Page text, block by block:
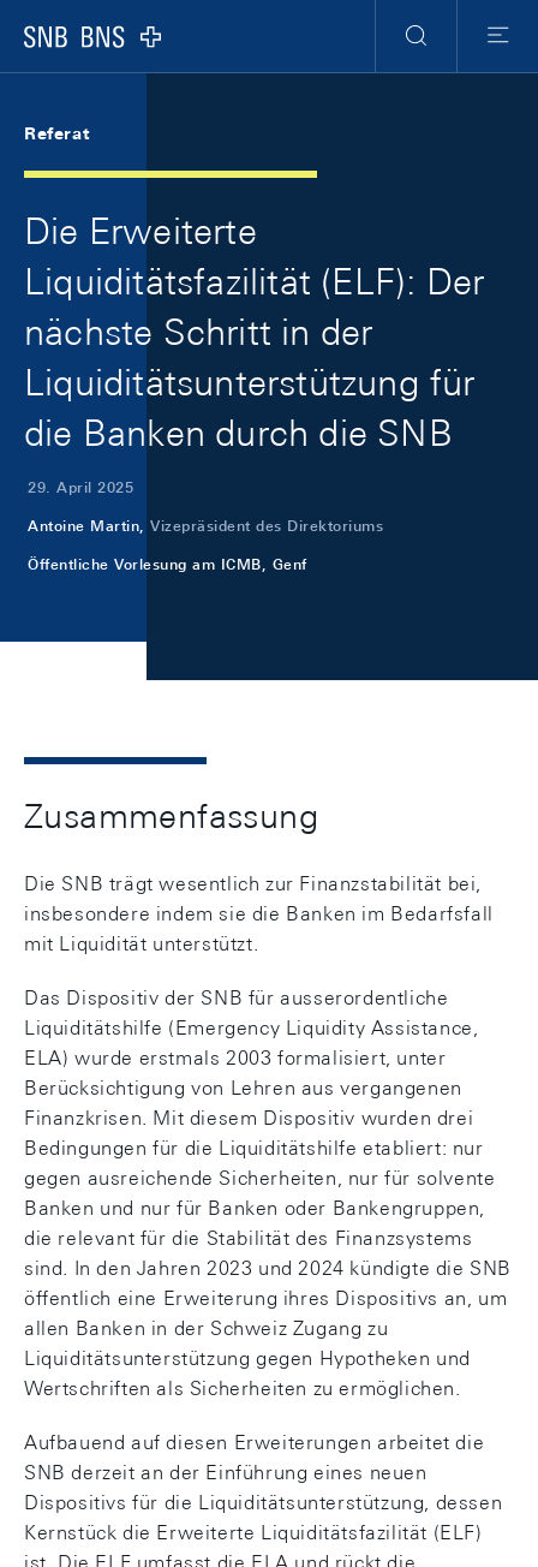
Logo
Suche
Menu
Referat
Die Erweiterte
Liquiditätsfazilität (ELF): Der
nächste Schritt in der
Liquiditätsunterstützung für
die Banken durch die SNB
29. April 2025
Antoine Martin, Vizepräsident des Direktoriums
Öffentliche Vorlesung am ICMB, Genf
Zusammenfassung
Die SNB trägt wesentlich zur Finanzstabilität bei,
insbesondere indem sie die Banken im Bedarfsfall
mit Liquidität unterstützt.
Das Dispositiv der SNB für ausserordentliche
Liquiditätshilfe (Emergency Liquidity Assistance,
ELA) wurde erstmals 2003 formalisiert, unter
Berücksichtigung von Lehren aus vergangenen
Finanzkrisen. Mit diesem Dispositiv wurden drei
Bedingungen für die Liquiditätshilfe etabliert: nur
gegen ausreichende Sicherheiten, nur für solvente
Banken und nur für Banken oder Bankengruppen,
die relevant für die Stabilität des Finanzsystems
sind. In den Jahren 2023 und 2024 kündigte die SNB
öffentlich eine Erweiterung ihres Dispositivs an, um
allen Banken in der Schweiz Zugang zu
Liquiditätsunterstützung gegen Hypotheken und
Wertschriften als Sicherheiten zu ermöglichen.
Aufbauend auf diesen Erweiterungen arbeitet die
SNB derzeit an der Einführung eines neuen
Dispositivs für die Liquiditätsunterstützung, dessen
Kernstück die Erweiterte Liquiditätsfazilität (ELF)